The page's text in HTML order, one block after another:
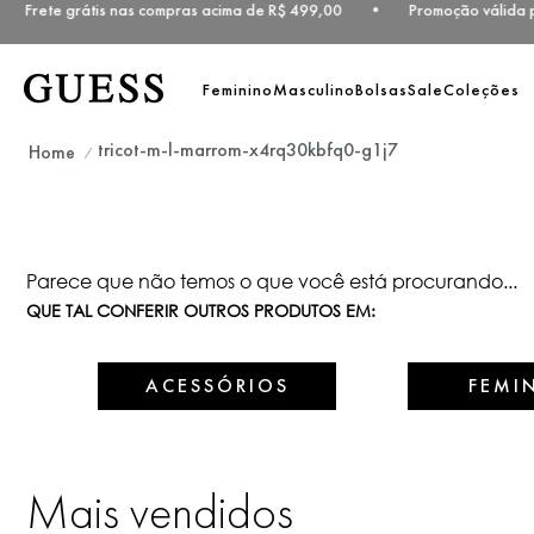
grátis nas compras acima de R$ 499,00 • Promoção
FemininoMasculinoBolsasSaleColeções
tricot-m-l-marrom-x4rq30kbfq0-g1j7
Parece que não temos o que você está procurando...
QUE TAL CONFERIR OUTROS PRODUTOS EM:
ACESSÓRIOS
Mais vendidos